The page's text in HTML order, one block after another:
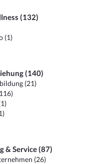
(132)
(1)
(140)
(21)
& Service (87)
(26)